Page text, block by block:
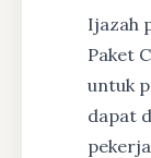
Ijazah
Paket
untuk
dapat